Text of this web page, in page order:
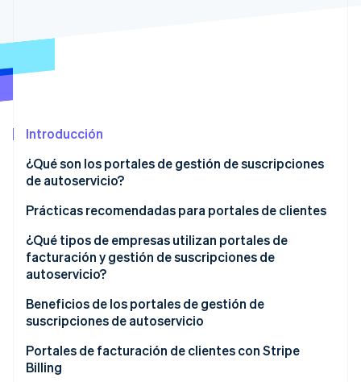
Prevención de fraude
Constitución de una startup
Identity
Sesiones de Stripe 2026
Descubre cómo Stripe construye la infraestructura
Mirar ahora
Introducción
¿Qué son los portales de gestión de suscripciones
de autoservicio?
Prácticas recomendadas para portales de clientes
¿Qué tipos de empresas utilizan portales de
facturación y gestión de suscripciones de
autoservicio?
Beneficios de los portales de gestión de
suscripciones de autoservicio
Portales de facturación de clientes con Stripe
Billing